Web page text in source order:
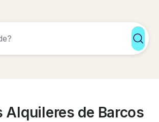
Alquileres de Barcos